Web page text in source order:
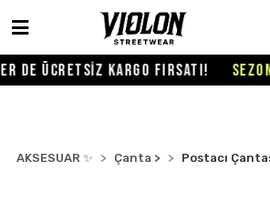
ÜCRETSİZ KARGO FIRSATI!
AKSESUAR ✨ Çanta > Postacı